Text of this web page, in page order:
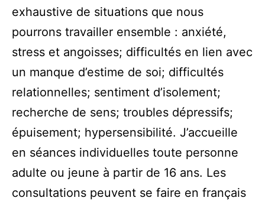
exhaustive de situations que nous
pourrons travailler ensemble : anxiété,
stress et angoisses; difficultés en lien avec
un manque d’estime de soi; difficultés
relationnelles; sentiment d’isolement;
recherche de sens; troubles dépressifs;
épuisement; hypersensibilité. J’accueille
en séances individuelles toute personne
adulte ou jeune à partir de 16 ans. Les
consultations peuvent se faire en français